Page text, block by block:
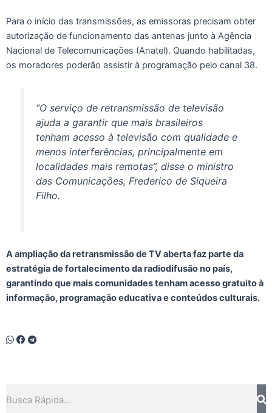
Para o início das transmissões, as emissoras precisam obter
autorização de funcionamento das antenas junto à Agência
Nacional de Telecomunicações (Anatel). Quando habilitadas,
os moradores poderão assistir à programação pelo canal 38.
“O serviço de retransmissão de televisão
ajuda a garantir que mais brasileiros
tenham acesso à televisão com qualidade e
menos interferências, principalmente em
localidades mais remotas”, disse o ministro
das Comunicações, Frederico de Siqueira
Filho.
A ampliação da retransmissão de TV aberta faz parte da
estratégia de fortalecimento da radiodifusão no país,
garantindo que mais comunidades tenham acesso gratuito à
informação, programação educativa e conteúdos culturais.